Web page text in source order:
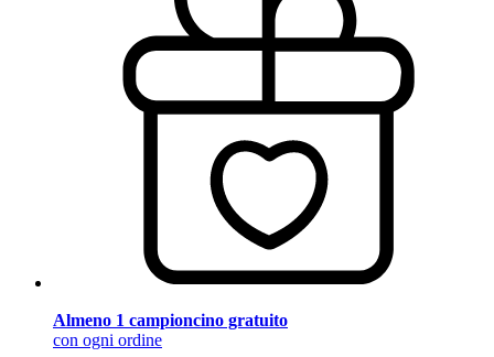
Almeno 1 campioncino gratuito
con ogni ordine